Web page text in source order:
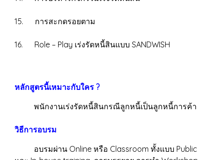
15. การสะกดรอยตาม
16. Role – Play เร่งรัดหนี้สินแบบ SANDWISH
หลักสูตรนี้เหมาะกับใคร ?
พนักงานเร่งรัดหนี้สินกรณีลูกหนี้เป็นลูกหนี้การค้า
วิธีการอบรม
อบรมผ่าน Online หรือ Classroom ทั้งแบบ Public